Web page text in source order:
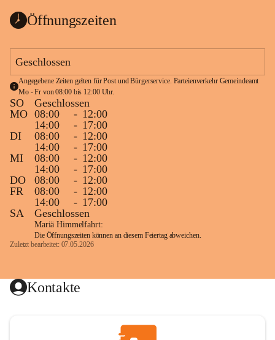
Öffnungszeiten
Geschlossen
Angegebene Zeiten gelten für Post und Bürgerservice. Parteienverkehr Gemeindeamt
Mo - Fr von 08:00 bis 12:00 Uhr.
SO
Geschlossen
MO 08:00 - 12:00
14:00
- 17:00
DI
08:00 - 12:00
14:00
- 17:00
MI
08:00 - 12:00
14:00
- 17:00
DO
08:00 - 12:00
FR
08:00 - 12:00
14:00
- 17:00
SA
Geschlossen
Mariä Himmelfahrt:
Die Öffnungszeiten können an diesem Feiertag abweichen.
Zuletzt bearbeitet: 07.05.2026
Kontakte